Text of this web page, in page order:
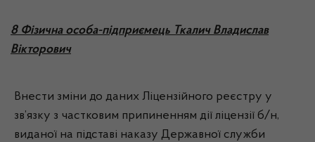
8 Фізична особа-підприємець Ткалич Владислав
Вікторович
Внести зміни до даних Ліцензійного реєстру у
зв’язку з частковим припиненням дії ліцензії б/н,
виданої на підставі наказу Державної служби